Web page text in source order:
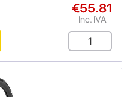
€55.81
Inc. IVA